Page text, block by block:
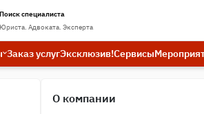
Поиск специалиста
Юриста. Адвоката. Эксперта
Заказ услугЭксклюзив!Сервисы
О компании